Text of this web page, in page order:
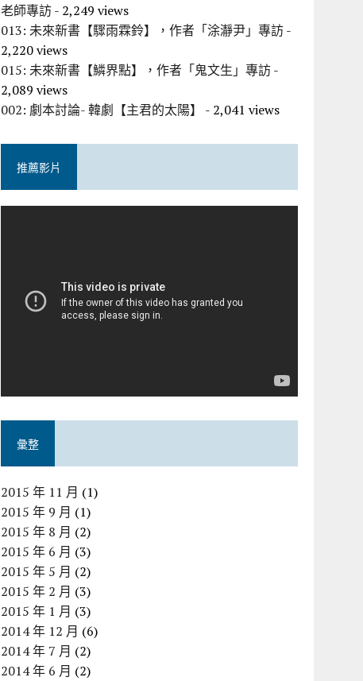
老師專訪- 2,249 views
013: 未來新書【驟雨霖鈴】，作者「涂瀞尹」專訪-
2,220 views
015: 未來新書【鱗界點】，作者「鬼文生」專訪-
2,089 views
002: 劇本討論- 韓劇【主君的太陽】
- 2,041 views
推薦影片
彙整
2015 年 11 月 (1)
2015 年 9 月 (1)
2015 年 8 月 (2)
2015 年 6 月 (3)
2015 年 5 月 (2)
2015 年 2 月 (3)
2015 年 1 月 (3)
2014 年 12 月 (6)
2014 年 7 月 (2)
2014 年 6 月 (2)